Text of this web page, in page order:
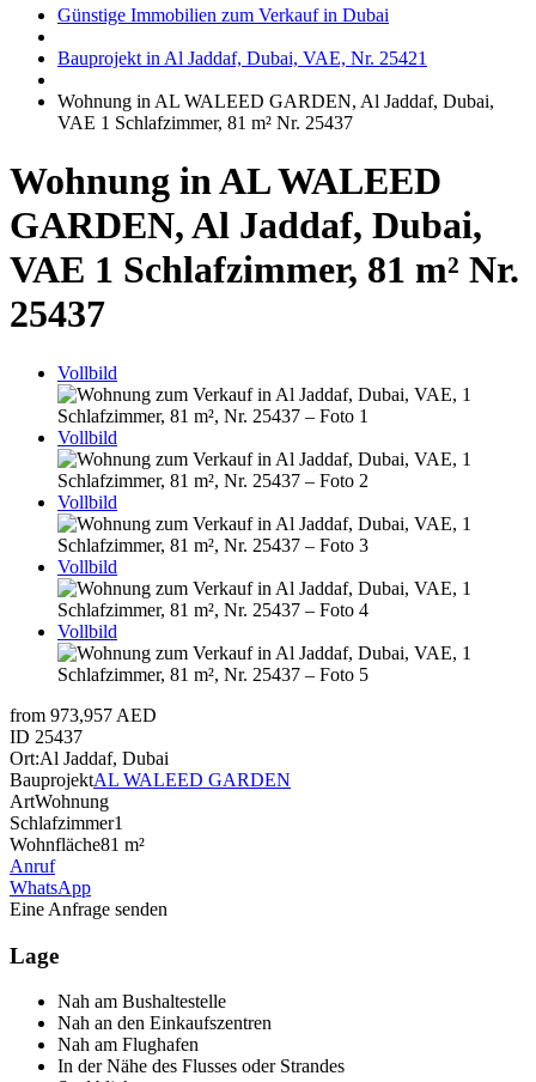
Günstige Immobilien zum Verkauf in Dubai
Bauprojekt in Al Jaddaf, Dubai, VAE, Nr. 25421
Wohnung in AL WALEED GARDEN, Al Jaddaf, Dubai,
VAE 1 Schlafzimmer, 81 m² Nr. 25437
Wohnung in AL WALEED
GARDEN, Al Jaddaf, Dubai,
VAE 1 Schlafzimmer, 81 m² Nr.
25437
Vollbild
Vollbild
Vollbild
Vollbild
Vollbild
from 973,957 AED
ID 25437
Ort:Al Jaddaf, Dubai
BauprojektAL WALEED GARDEN
ArtWohnung
Schlafzimmer1
Wohnfläche81 m²
Anruf
WhatsApp
Eine Anfrage senden
Lage
Nah am Bushaltestelle
Nah an den Einkaufszentren
Nah am Flughafen
In der Nähe des Flusses oder Strandes